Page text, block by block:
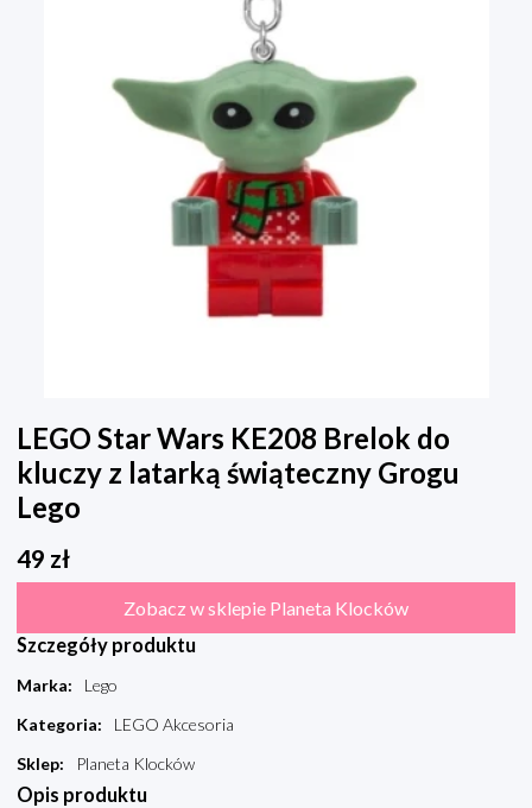
LEGO Star Wars KE208 Brelok do
kluczy z latarką świąteczny Grogu
Lego
49 zł
Zobacz w sklepie Planeta Klocków
Szczegóły produktu
Marka:
Lego
Kategoria:
LEGO Akcesoria
Sklep: Planeta Klocków
Opis produktu